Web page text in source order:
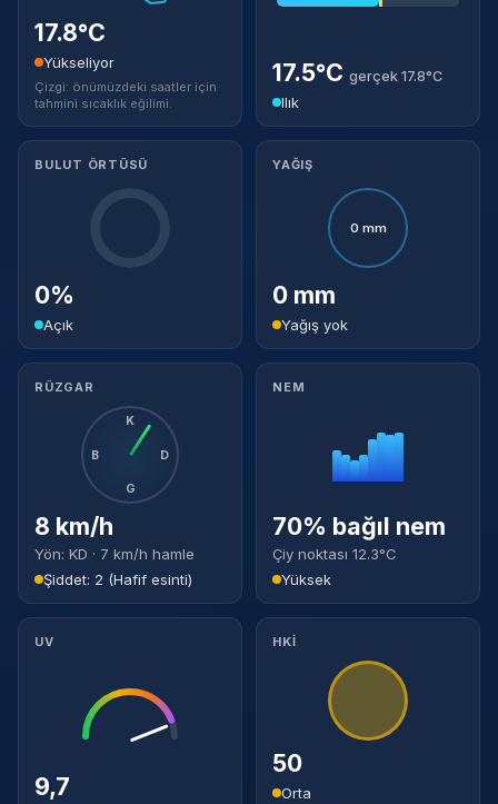
17.8°C
Yükseliyor
Çizgi: önümüzdeki saatler için
tahmini sıcaklık eğilimi.
17.5°C gerçek 17.8°C
Ilık
BULUT ÖRTÜSÜ
0%
Açık
YAĞIŞ
0 mm
0 mm
Yağış yok
RÜZGAR
K
D
G
B
8 km/h
Yön: KD · 7 km/h hamle
Şiddet: 2 (Hafif esinti)
NEM
70% bağıl nem
Çiy noktası 12.3°C
Yüksek
UV
9,7
HKİ
50
Orta